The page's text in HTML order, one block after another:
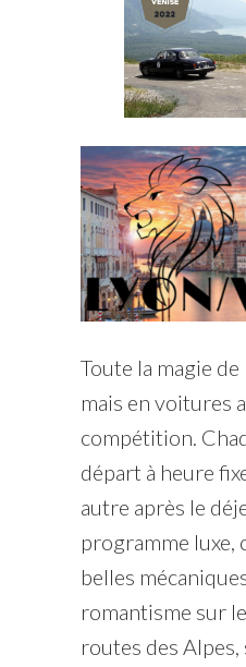
Toute la magie
mais en voitures
compétition.
départ à heure
autre après le
programme luxe,
belles
romantisme sur
routes des Alpes,